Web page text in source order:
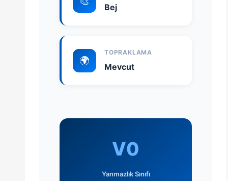
Bej
🌍
TOPRAKLAMA
Mevcut
V0
Yanmazlık Sınıfı